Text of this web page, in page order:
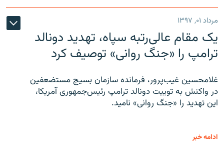
مرداد ۰۱, ۱۳۹۷
یک مقام عالی‌رتبه سپاه، تهدید دونالد
ترامپ را «جنگ روانی» توصیف کرد
غلامحسین غیب‌پرور، فرمانده سازمان بسیج مستضعفین
در واکنش به توییت دونالد ترامپ رئیس‌جمهوری آمریکا،
این تهدید را «جنگ روانی» نامید.
ادامه خبر